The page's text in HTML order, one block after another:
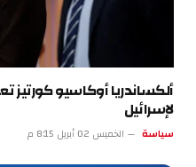
ألكساندريا أوكاسيو
لإسرائيل
سياسة الخميس 02 أبريل 8:15 م